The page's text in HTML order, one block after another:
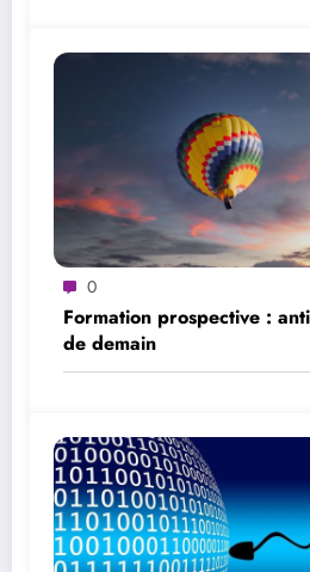
0
Formation prospective :
de demain